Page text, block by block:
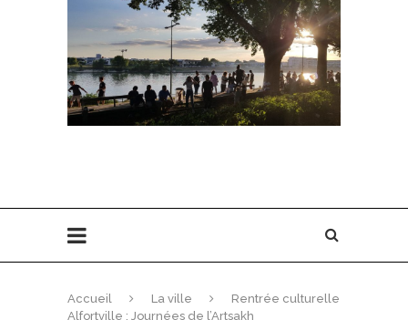
Accueil La ville
Rentrée culturelle
Alfortville : Journées de l’Artsakh